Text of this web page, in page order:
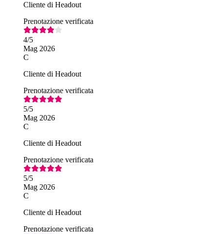
Cliente di Headout
Prenotazione verificata
4/5
Mag 2026
C
Cliente di Headout
Prenotazione verificata
5/5
Mag 2026
C
Cliente di Headout
Prenotazione verificata
5/5
Mag 2026
C
Cliente di Headout
Prenotazione verificata